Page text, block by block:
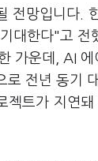
전망입니다.
대한다"고 전
가운데, AI 에
로 전년 동기
트가 지연돼